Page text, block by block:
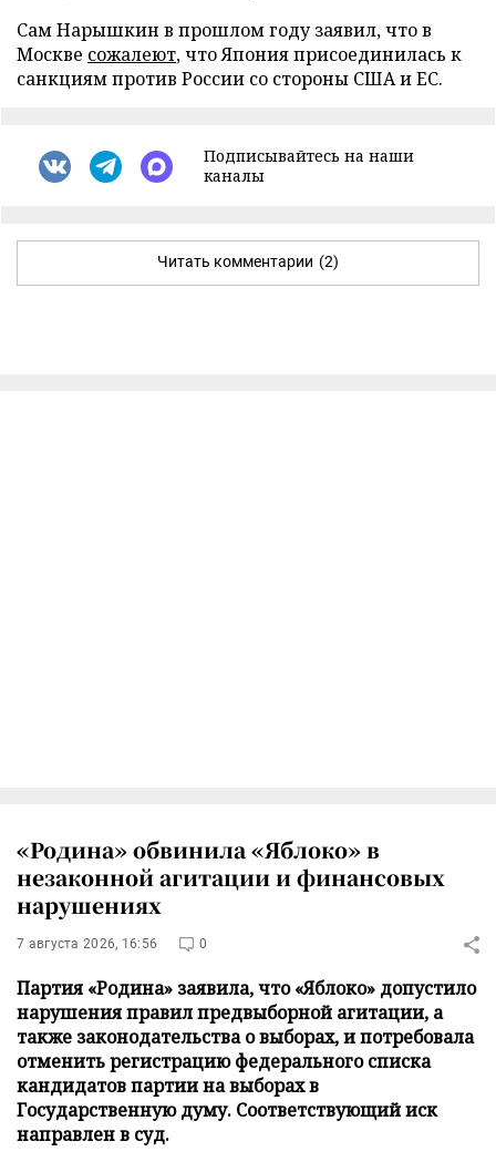
Сам Нарышкин в прошлом году заявил, что в
Москве сожалеют, что Япония присоединилась к
санкциям против России со стороны США и ЕС.
Подписывайтесь на наши
каналы
Читать комментарии (2)
«Родина» обвинила «Яблоко» в
незаконной агитации и финансовых
нарушениях
7 августа 2026, 16:56 0
Партия «Родина» заявила, что «Яблоко» допустило
нарушения правил предвыборной агитации, а
также законодательства о выборах, и потребовала
отменить регистрацию федерального списка
кандидатов партии на выборах в
Государственную думу. Соответствующий иск
направлен в суд.